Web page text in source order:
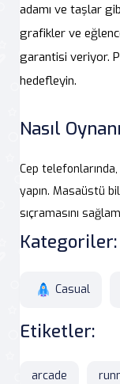
adamı ve taşlar
grafikler ve
garantisi veriyor.
hedefleyin.
Nasıl
Cep
yapın. Masaüstü
sıçramasını
Kategoriler:
Casual
Etiketler:
arcade